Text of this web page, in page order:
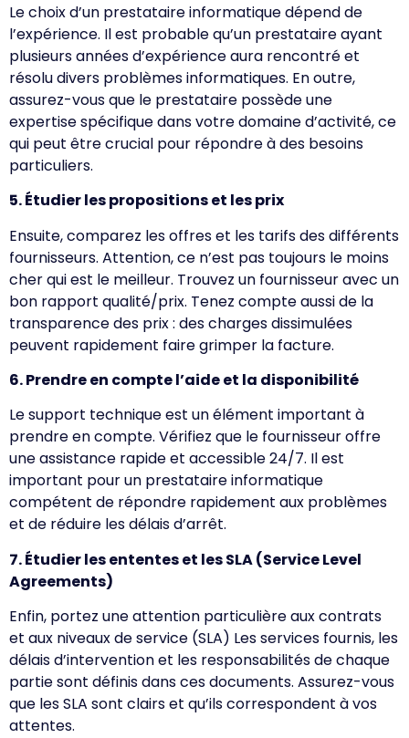
Le choix d’un prestataire informatique dépend de
l’expérience. Il est probable qu’un prestataire ayant
plusieurs années d’expérience aura rencontré et
résolu divers problèmes informatiques. En outre,
assurez-vous que le prestataire possède une
expertise spécifique dans votre domaine d’activité, ce
qui peut être crucial pour répondre à des besoins
particuliers.
5. Étudier les propositions et les prix
Ensuite, comparez les offres et les tarifs des différents
fournisseurs. Attention, ce n’est pas toujours le moins
cher qui est le meilleur. Trouvez un fournisseur avec un
bon rapport qualité/prix. Tenez compte aussi de la
transparence des prix : des charges dissimulées
peuvent rapidement faire grimper la facture.
6. Prendre en compte l’aide et la disponibilité
Le support technique est un élément important à
prendre en compte. Vérifiez que le fournisseur offre
une assistance rapide et accessible 24/7. Il est
important pour un prestataire informatique
compétent de répondre rapidement aux problèmes
et de réduire les délais d’arrêt.
7. Étudier les ententes et les SLA (Service Level
Agreements)
Enfin, portez une attention particulière aux contrats
et aux niveaux de service (SLA) Les services fournis, les
délais d’intervention et les responsabilités de chaque
partie sont définis dans ces documents. Assurez-vous
que les SLA sont clairs et qu’ils correspondent à vos
attentes.